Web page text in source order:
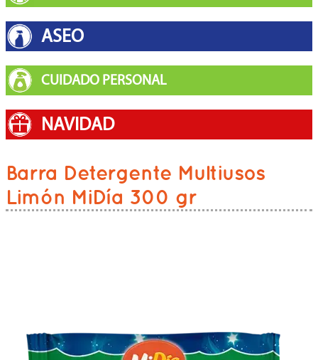
ASEO
CUIDADO PERSONAL
NAVIDAD
Barra Detergente Multiusos
Limón MiDía 300 gr